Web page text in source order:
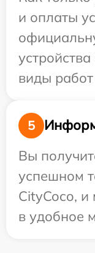
и оплаты
виды
5
Вы
успешном
CityCoco, и
в удобное